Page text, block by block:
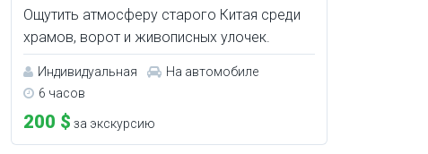
Ощутить атмосферу старого Китая среди
храмов, ворот и живописных улочек.
Индивидуальная
На автомобиле
6 часов
200 $ за экскурсию